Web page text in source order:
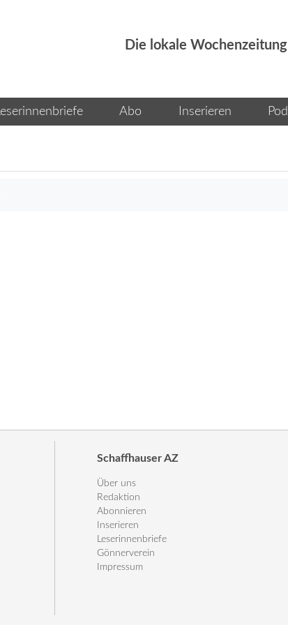
Die lokale Wochenzeitung
Schaffhauser AZ
Über uns
Redaktion
Abonnieren
Inserieren
Leserinnenbriefe
Gönnerverein
Impressum